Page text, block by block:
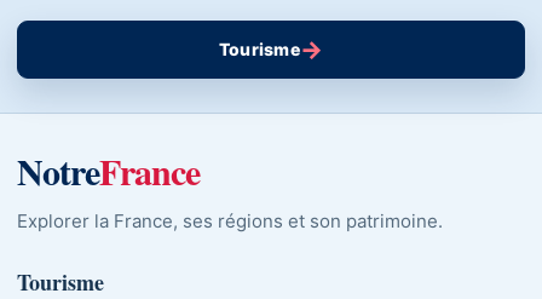
Tourisme→
NotreFrance
Explorer la France, ses régions et son patrimoine.
Tourisme